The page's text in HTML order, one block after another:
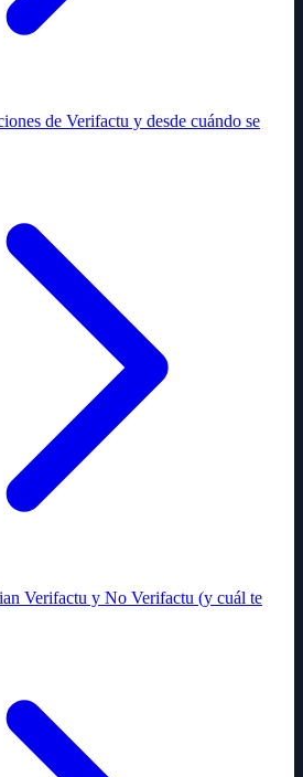
de Verifactu y desde cuándo se
Verifactu y No Verifactu (y cuál te